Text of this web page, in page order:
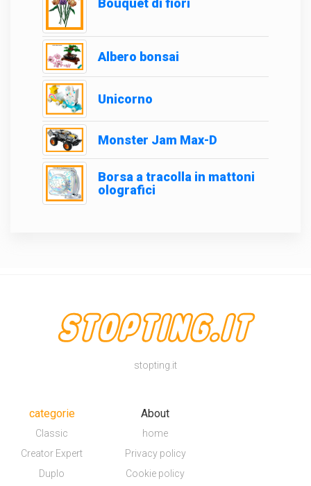
Bouquet di fiori
Albero bonsai
Unicorno
Monster Jam Max-D
Borsa a tracolla in mattoni
olografici
stopting.it
categorie
Classic
Creator Expert
Duplo
About
home
Privacy policy
Cookie policy